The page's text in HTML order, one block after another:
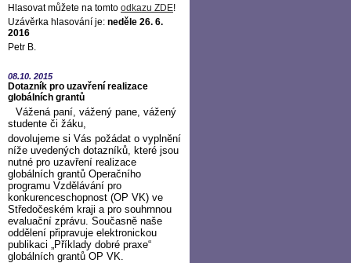
Hlasovat můžete na tomto odkazu ZDE!
Uzávěrka hlasování je: neděle 26. 6.
2016
Petr B.
08.10. 2015
Dotazník pro uzavření realizace
globálních grantů
Vážená paní, vážený pane, vážený
studente či žáku,
dovolujeme si Vás požádat o vyplnění
níže uvedených dotazníků, které jsou
nutné pro uzavření realizace
globálních grantů Operačního
programu Vzdělávání pro
konkurenceschopnost (OP VK) ve
Středočeském kraji a pro souhrnnou
evaluační zprávu. Současně naše
oddělení připravuje elektronickou
publikaci „Příklady dobré praxe“
globálních grantů OP VK.